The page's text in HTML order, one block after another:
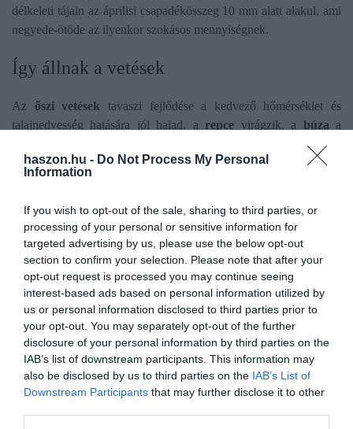
haszon.hu - Do Not Process My Personal
Information
If you wish to opt-out of the sale, sharing to third parties, or
processing of your personal or sensitive information for
targeted advertising by us, please use the below opt-out
section to confirm your selection. Please note that after your
opt-out request is processed you may continue seeing
interest-based ads based on personal information utilized by
us or personal information disclosed to third parties prior to
your opt-out. You may separately opt-out of the further
disclosure of your personal information by third parties on the
IAB’s list of downstream participants. This information may
also be disclosed by us to third parties on the IAB’s List of
Downstream Participants that may further disclose it to other
délkeleti tájain az áprilisi csapadékösszeg 10 mm alatt alakul, ami
negyede-ötöde az ilyenkor szokásos mennyiségnek.
Így állnak a vetések
Az őszi vetések tavaszi fejlődése a kedvező hőmérséklet és
talajnedvesség hatására jól halad, a repce virágzik, a búza a
szárbaindulás fenológiai fázisában jár. Ezek a növények mélyebb
gyökérzetüknek köszönhetően országszerte megfelelő
Akukorica és napraforgó csírázásához, korai fejlődéséhez a
hőmérsékleti viszonyok igen jók, a felszín közeli talajréteg
nedvességtartalmában azonban igen jelentős területi különbségek
vannak. Az elmúlt két hétben csapadékban bővelkedő tájakon
szépen kisorolt a vetés, az Alföldön és a Kisalföldön azonban
jelentős területen nagyon száraz a talaj, ezért egyenetlenül vagy
sehogy sem kelt még ki a vetés.
A legtöbb gyümölcsfánk hazánk nagyobb részén már elvirágzott
vagy a virágzás végén jár, míg azalmaés akörte sokfelé most
virágzik, melyre a meleg időjárás kedvező.